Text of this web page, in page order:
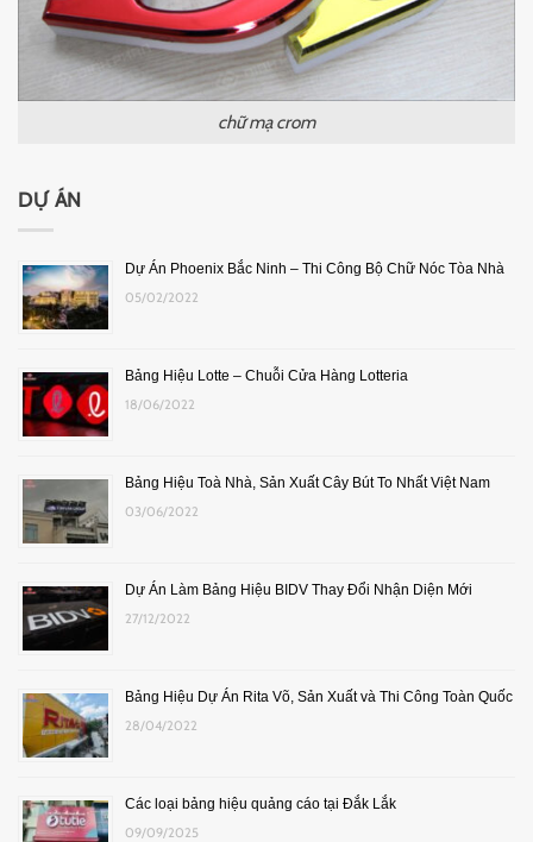
chữ mạ crom
DỰ ÁN
Dự Án Phoenix Bắc Ninh – Thi Công Bộ Chữ Nóc Tòa Nhà
05/02/2022
Bảng Hiệu Lotte – Chuỗi Cửa Hàng Lotteria
18/06/2022
Bảng Hiệu Toà Nhà, Sản Xuất Cây Bút To Nhất Việt Nam
03/06/2022
Dự Án Làm Bảng Hiệu BIDV Thay Đổi Nhận Diện Mới
27/12/2022
Bảng Hiệu Dự Án Rita Võ, Sản Xuất và Thi Công Toàn Quốc
28/04/2022
Các loại bảng hiệu quảng cáo tại Đắk Lắk
09/09/2025